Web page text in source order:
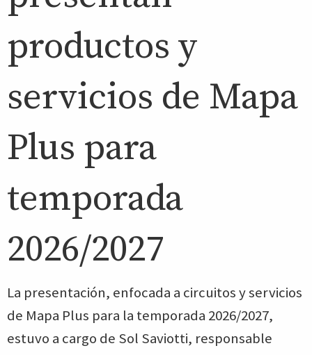
productos y
servicios de Mapa
Plus para
temporada
2026/2027
La presentación, enfocada a circuitos y servicios
de Mapa Plus para la temporada 2026/2027,
estuvo a cargo de Sol Saviotti, responsable